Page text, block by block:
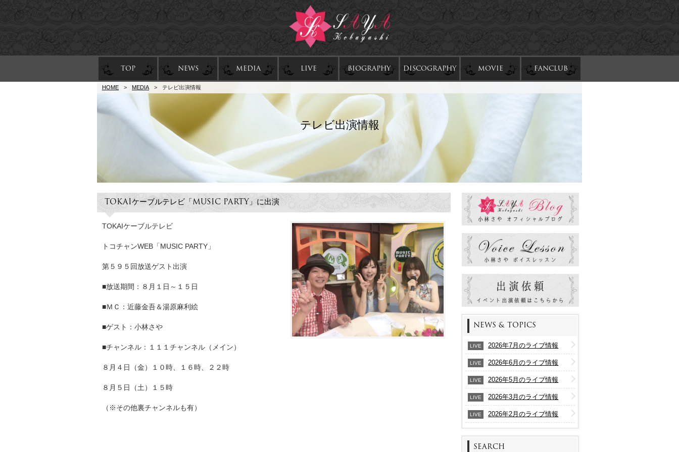
TOP NEWS MEDIA LIVE BIOGRAPHY DISCOGRAPHY MOVIE FANCLUB
HOME > MEDIA > テレビ出演情報
テレビ出演情報
TOKAIケーブルテレビ「MUSIC PARTY」に出演
TOKAIケーブルテレビ
トコチャンWEB「MUSIC PARTY」
第５９５回放送ゲスト出演
■放送期間：８月１日～１５日
■ＭＣ：近藤金吾＆湯原麻利絵
■ゲスト：小林さや
■チャンネル：１１１チャンネル（メイン）
８月４日（金）１０時、１６時、２２時
８月５日（土）１５時
（※その他裏チャンネルも有）
NEWS & TOPICS
LIVE 2026年7月のライブ情報
LIVE 2026年6月のライブ情報
LIVE 2026年5月のライブ情報
LIVE 2026年3月のライブ情報
LIVE 2026年2月のライブ情報
SEARCH